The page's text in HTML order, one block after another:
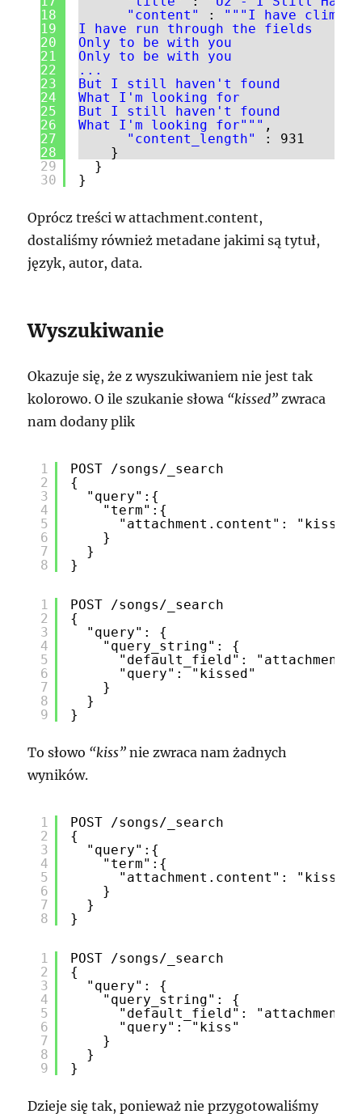
18
19
20
21
22
23
24
25
26
27
28
29
30
"content"
: "" "I have
I have run through the fields
Only to be with you
Only to be with you
...
But I still haven't found
What I'm looking for
But I still haven't found
What I'm looking for" "" ,
"content_length"
: 931
}
}
}
Oprócz treści w attachment.content,
dostaliśmy również metadane jakimi są tytuł,
język, autor, data.
Wyszukiwanie
Okazuje się, że z wyszukiwaniem nie jest tak
kolorowo. O ile szukanie słowa “kissed” zwraca
nam dodany plik
1
2
3
4
5
6
7
8
POST /songs/_search
{
"query":{
"term":{
"attachment.content": "kissed"
}
}
}
1
2
3
4
5
6
7
8
9
POST /songs/_search
{
"query": {
"query_string": {
"default_field":
"query": "kissed"
}
}
}
To słowo “kiss” nie zwraca nam żadnych
wyników.
1
2
3
4
5
6
7
8
POST /songs/_search
{
"query":{
"term":{
"attachment.content": "kiss"
}
}
}
1
2
3
4
5
6
7
8
9
POST /songs/_search
{
"query": {
"query_string": {
"default_field":
"query": "kiss"
}
}
}
Dzieje się tak, ponieważ nie przygotowaliśmy